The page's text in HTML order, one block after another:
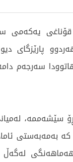
قۆناغی
پارێزگای
سەرجەم
سێشەممە،
کە بەمەبەستی
لەگەڵ